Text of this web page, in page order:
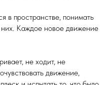
в пространстве, понимать
них. Каждое новое движение
не ходит, не
движение,